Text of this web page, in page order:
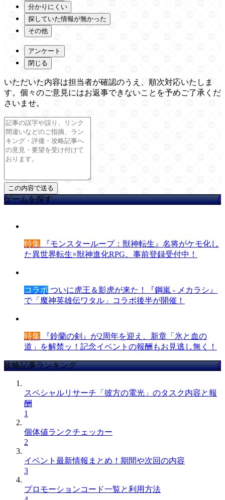
分かりにくい
探していた情報が無かった
その他
アンケート
閉じる
いただいた内容は担当者が確認のうえ、順次対応いたしま
す。個々のご意見にはお返事できないことを予めご了承くだ
さいませ。
ゲームを探す
特集 『モンスターループ：獣神転生』名将がケモ化し
た異世界転生×獣神進化RPG。事前登録受付中！
コラボ ついに虎王＆影虎が来た！『鋼嵐 - メカラシ』
で「魔神英雄伝ワタル」コラボ後半が開催！
特集 『鈴蘭の剣』が2周年を迎え、新章「氷と血の
道」を解禁ッ！記念イベントの報酬もお見逃し無く！
攻略記事ランキング
スペシャルリサーチ「彼方の電光」のタスク内容と報
酬
1
個体値ランクチェッカー
2
イベント最新情報まとめ！期間や次回の内容
3
プロモーションコード一覧と利用方法